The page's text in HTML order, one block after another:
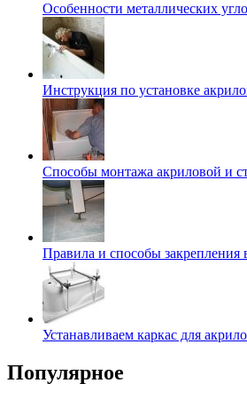
Особенности металлических
Инструкция по установке
Способы монтажа акриловой и
Правила и способы закрепления
Устанавливаем каркас для
Популярное